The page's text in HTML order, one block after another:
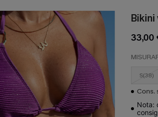
Bikini
33,00
S(38)
Cons.
Nota: